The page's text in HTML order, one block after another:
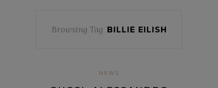
Browsing Tag BILLIE EILISH
NEWS